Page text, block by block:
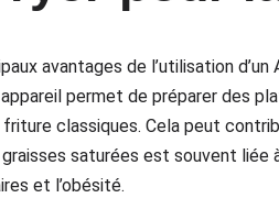
avantages de l’utilisation
permet de préparer des
classiques. Cela peut
saturées est souvent liée
et l’obésité.